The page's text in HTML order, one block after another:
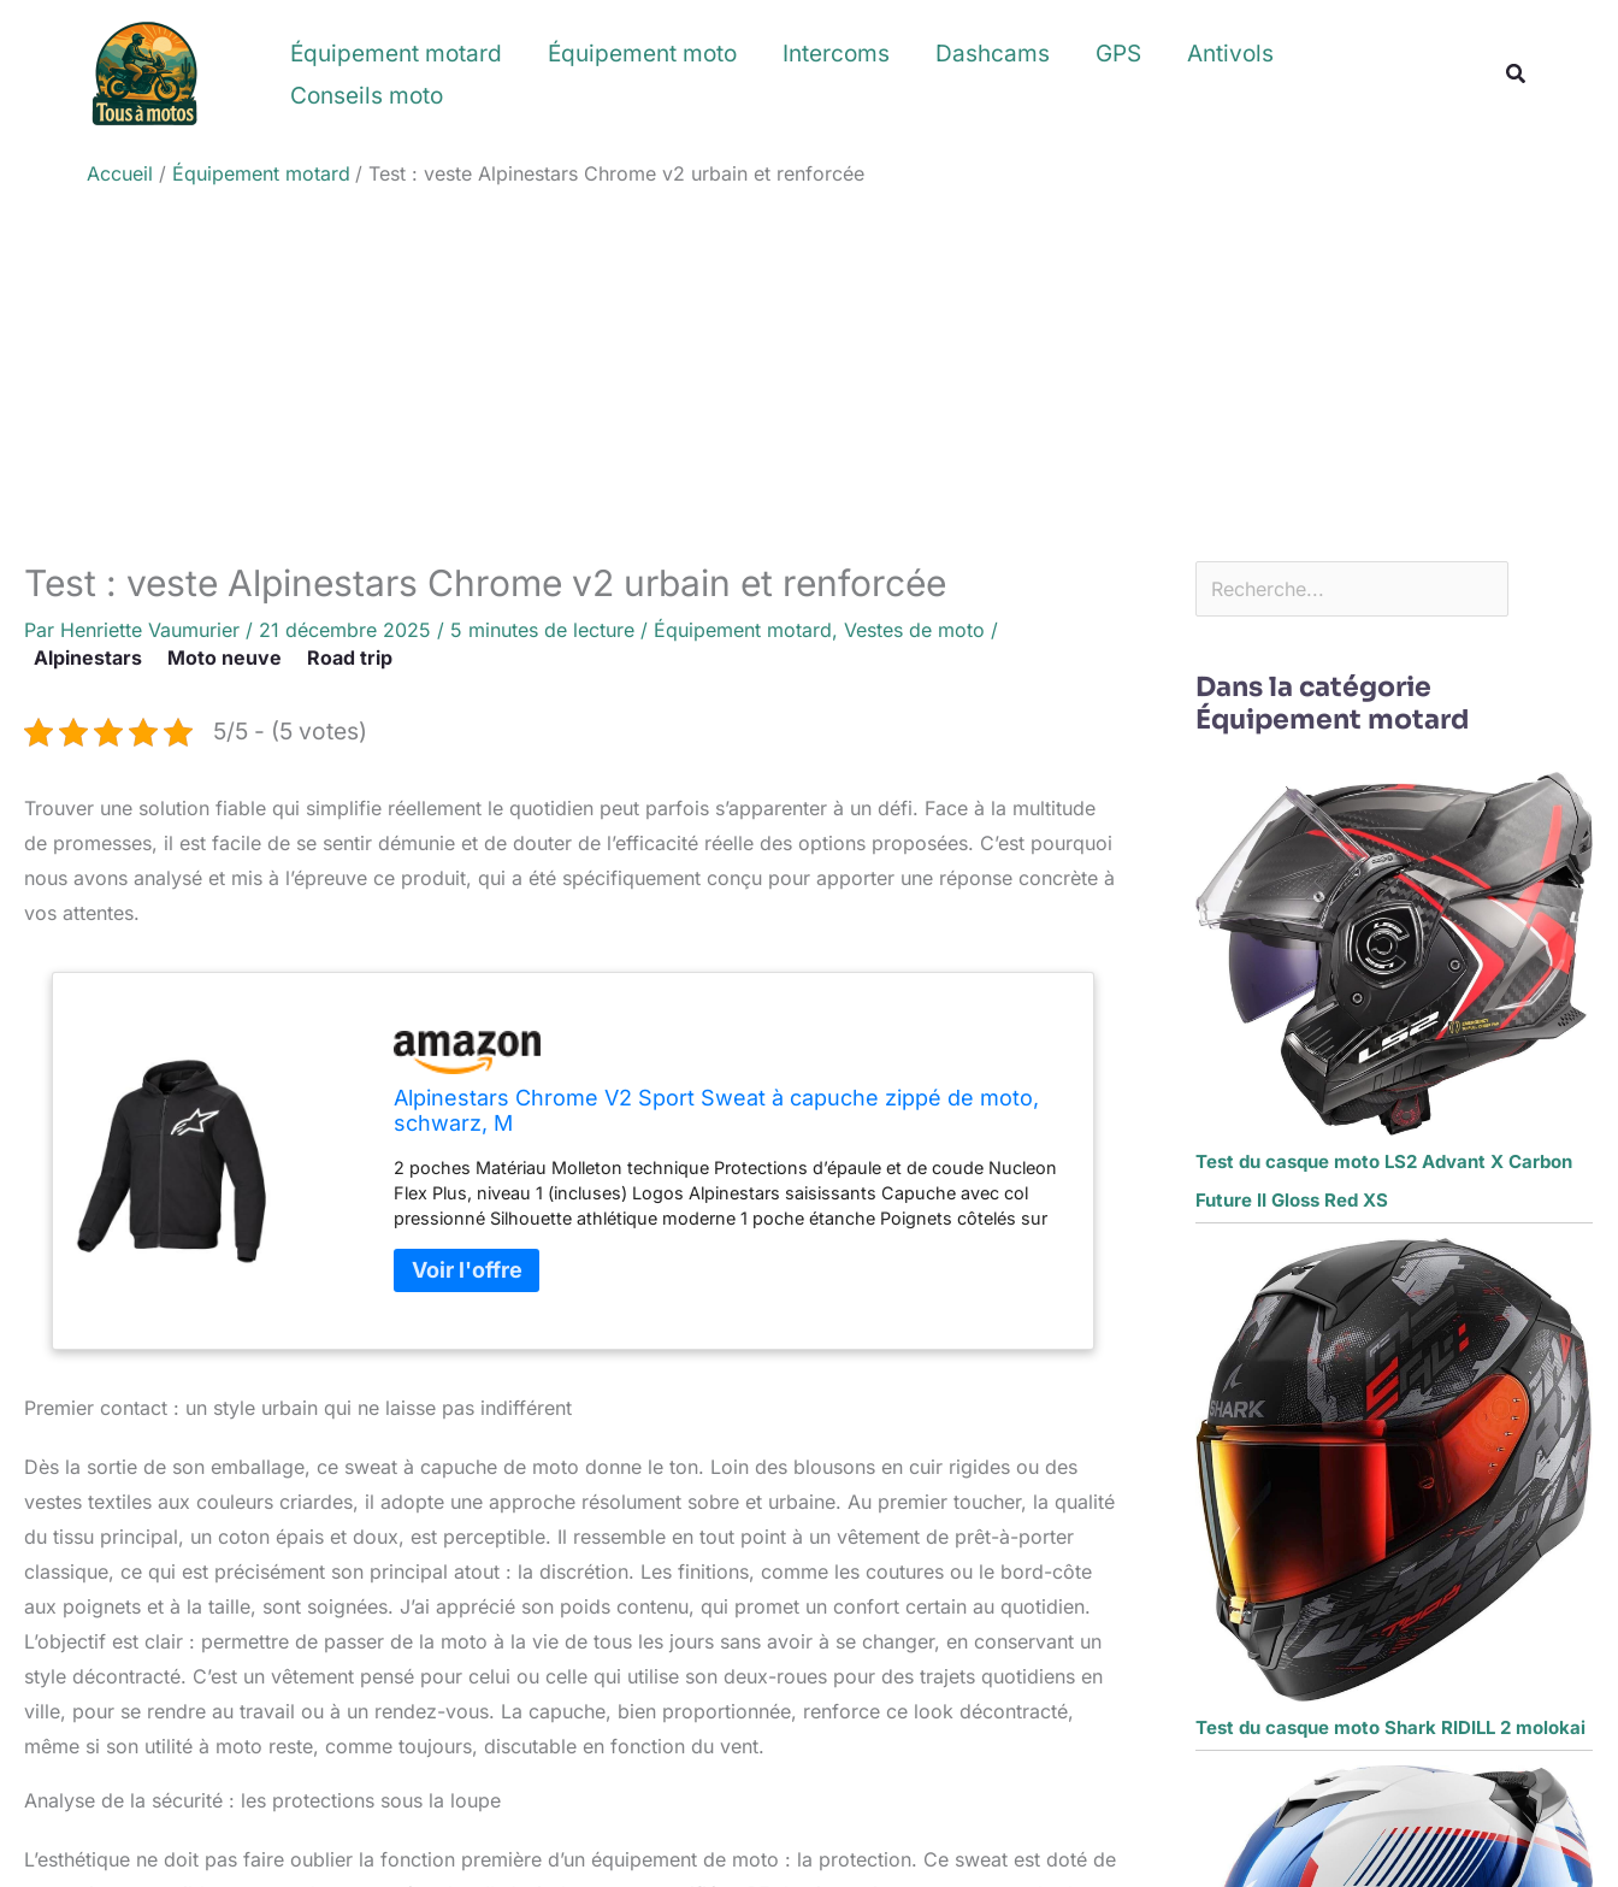
Équipement motard Équipement moto Intercoms Dashcams GPS
Antivols
Conseils moto
Accueil Équipement motard Test : veste Alpinestars Chrome v2 urbain et renforcée
Test : veste Alpinestars Chrome v2 urbain et renforcée
Par Henriette Vaumurier / 21 décembre 2025 / 5 minutes de lecture / Équipement motard, Vestes de moto /
Alpinestars
Moto neuve Road trip
5/5 - (5 votes)
Trouver une solution fiable qui simplifie réellement le quotidien peut parfois s’apparenter à un défi. Face à la multitude
de promesses, il est facile de se sentir démunie et de douter de l’efficacité réelle des options proposées. C’est pourquoi
nous avons analysé et mis à l’épreuve ce produit, qui a été spécifiquement conçu pour apporter une réponse concrète à
vos attentes.
Alpinestars Chrome V2 Sport Sweat à capuche zippé de moto,
schwarz, M
2 poches Matériau Molleton technique Protections d’épaule et de coude Nucleon
Flex Plus, niveau 1 (incluses) Logos Alpinestars saisissants Capuche avec col
pressionné Silhouette athlétique moderne 1 poche étanche Poignets côtelés sur
motocyclistes (17092-42020)
Premier contact : un style urbain qui ne laisse pas indifférent
Dès la sortie de son emballage, ce sweat à capuche de moto donne le ton. Loin des blousons en cuir rigides ou des
vestes textiles aux couleurs criardes, il adopte une approche résolument sobre et urbaine. Au premier toucher, la qualité
du tissu principal, un coton épais et doux, est perceptible. Il ressemble en tout point à un vêtement de prêt-à-porter
classique, ce qui est précisément son principal atout : la discrétion. Les finitions, comme les coutures ou le bord-côte
aux poignets et à la taille, sont soignées. J’ai apprécié son poids contenu, qui promet un confort certain au quotidien.
L’objectif est clair : permettre de passer de la moto à la vie de tous les jours sans avoir à se changer, en conservant un
style décontracté. C’est un vêtement pensé pour celui ou celle qui utilise son deux-roues pour des trajets quotidiens en
ville, pour se rendre au travail ou à un rendez-vous. La capuche, bien proportionnée, renforce ce look décontracté,
même si son utilité à moto reste, comme toujours, discutable en fonction du vent.
Analyse de la sécurité : les protections sous la loupe
L’esthétique ne doit pas faire oublier la fonction première d’un équipement de moto : la protection. Ce sweat est doté de
Dans la catégorie
Équipement motard
Test du casque moto LS2 Advant X Carbon
Future II Gloss Red XS
Test du casque moto Shark RIDILL 2 molokai